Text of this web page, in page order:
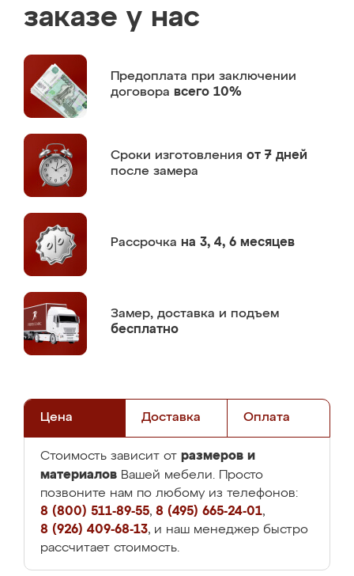
заказе у нас
Предоплата при заключении
договора всего 10%
Сроки изготовления от 7 дней
после замера
Рассрочка на 3, 4, 6 месяцев
Замер, доставка и подъем
бесплатно
Цена Доставка Оплата
Стоимость зависит от размеров и
материалов Вашей мебели. Просто
позвоните нам по любому из телефонов:
8 (800) 511-89-55, 8 (495) 665-24-01,
8 (926) 409-68-13, и наш менеджер быстро
рассчитает стоимость.